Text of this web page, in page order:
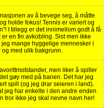
av å bevege seg, å måtte
holde fokus! Tennis er variert og
I tillegg er det innimellom godt å få
er en fin avkobling. Sist men ikke
jeg mange hyggelige mennesker i
med ulik bakgrunn.
men liker å spiller
gøy med på banen. Det har jeg
spill (og jeg drar seieren i land).
jeg har enkelte i den andre enden
tror ikke jeg skal nevne navn her!